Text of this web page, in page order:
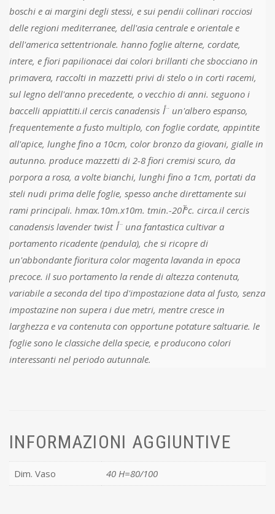
boschi e ai margini degli stessi, e sui pendii collinari rocciosi
delle regioni mediterranee, dell'asia centrale e orientale e
dell'america settentrionale. hanno foglie alterne, cordate,
intere, e fiori papilionacei dai colori brillanti che sbocciano in
primavera, raccolti in mazzetti privi di stelo o in corti racemi,
sul legno dell'anno precedente, o vecchio di anni. seguono i
baccelli appiattiti.il cercis canadensis أ¨ un'albero espanso,
frequentemente a fusto multiplo, con foglie cordate, appintite
all'apice, lunghe fino a 10cm, color bronzo da giovani, gialle in
autunno. produce mazzetti di 2-8 fiori cremisi scuro, da
porpora a rosa, a volte bianchi, lunghi fino a 1cm, portati da
steli nudi prima delle foglie, spesso anche direttamente sui
rami principali. hmax.10m.x10m. tmin.-20آ°c. circa.il cercis
canadensis lavender twist أ¨ una fantastica cultivar a
portamento ricadente (pendula), che si ricopre di
un'abbondante fioritura color magenta lavanda in epoca
precoce. il suo portamento la rende di altezza contenuta,
variabile a seconda del tipo d'impostazione data al fusto, senza
impostazine non supera i due metri, mentre cresce in
larghezza e va contenuta con opportune potature saltuarie. le
foglie sono le classiche della specie, e producono colori
interessanti nel periodo autunnale.
INFORMAZIONI AGGIUNTIVE
Dim. Vaso 40 H=80/100